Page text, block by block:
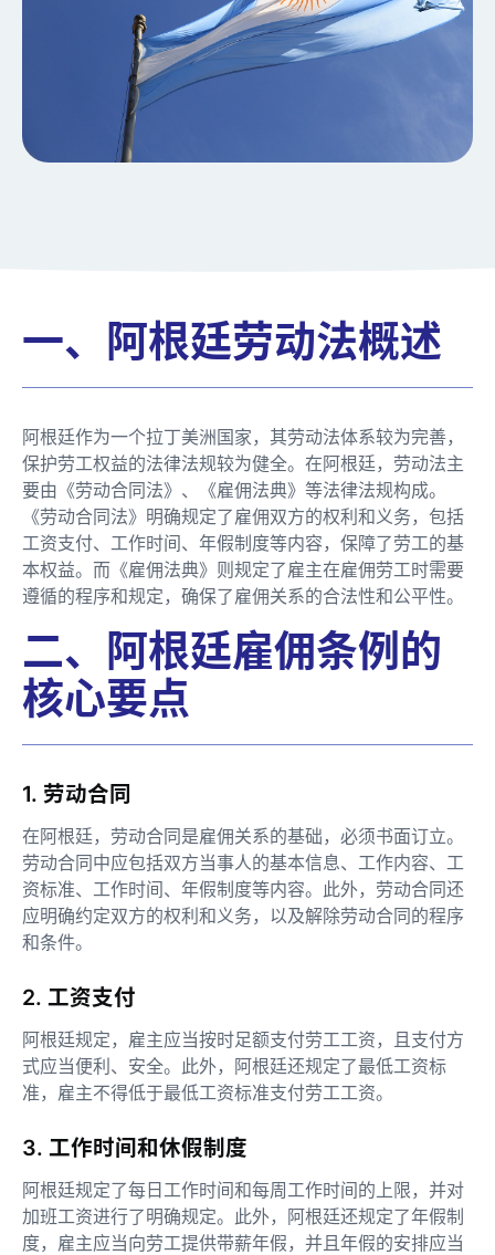
一、阿根廷劳动法概述
阿根廷作为一个拉丁美洲国家，其劳动法体系较为完善，
保护劳工权益的法律法规较为健全。在阿根廷，劳动法主
要由《劳动合同法》、《雇佣法典》等法律法规构成。
《劳动合同法》明确规定了雇佣双方的权利和义务，包括
工资支付、工作时间、年假制度等内容，保障了劳工的基
本权益。而《雇佣法典》则规定了雇主在雇佣劳工时需要
遵循的程序和规定，确保了雇佣关系的合法性和公平性。
二、阿根廷雇佣条例的
核心要点
1. 劳动合同
在阿根廷，劳动合同是雇佣关系的基础，必须书面订立。
劳动合同中应包括双方当事人的基本信息、工作内容、工
资标准、工作时间、年假制度等内容。此外，劳动合同还
应明确约定双方的权利和义务，以及解除劳动合同的程序
和条件。
2. 工资支付
阿根廷规定，雇主应当按时足额支付劳工工资，且支付方
式应当便利、安全。此外，阿根廷还规定了最低工资标
准，雇主不得低于最低工资标准支付劳工工资。
3. 工作时间和休假制度
阿根廷规定了每日工作时间和每周工作时间的上限，并对
加班工资进行了明确规定。此外，阿根廷还规定了年假制
度，雇主应当向劳工提供带薪年假，并且年假的安排应当